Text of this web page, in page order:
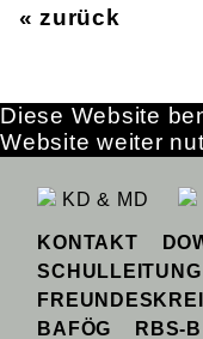
« zurück
KD & MD
KONTAKT
SCHULLEITUNG
BAFÖG
RBS-B
Diese Website
Website weiter